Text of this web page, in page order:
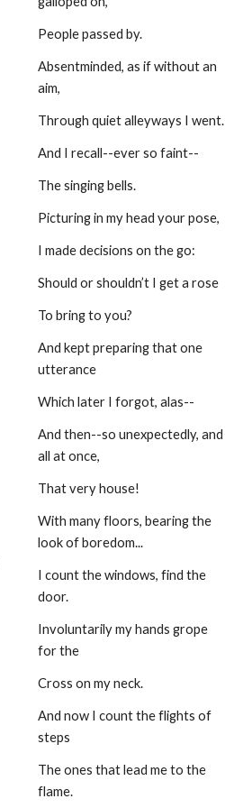
People passed by.
Absentminded, as if without an
aim,
Through quiet alleyways I went.
And I recall--ever so faint--
The singing bells.
Picturing in my head your pose,
I made decisions on the go:
Should or shouldn’t I get a rose
To bring to you?
And kept preparing that one
utterance
Which later I forgot, alas--
And then--so unexpectedly, and
all at once,
That very house!
With many floors, bearing the
look of boredom...
I count the windows, find the
door.
Involuntarily my hands grope
for the
Cross on my neck.
And now I count the flights of
steps
The ones that lead me to the
flame.